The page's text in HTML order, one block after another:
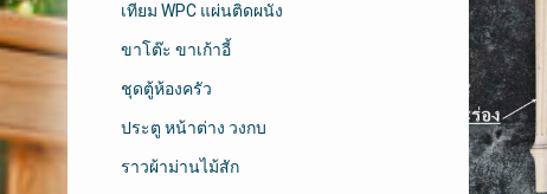
เทียม WPC แผ่นติดผนัง
ขาโต๊ะ ขาเก้าอี้
ชุดตู้ห้องครัว
ประตู หน้าต่าง วงกบ
ราวผ้าม่านไม้สัก